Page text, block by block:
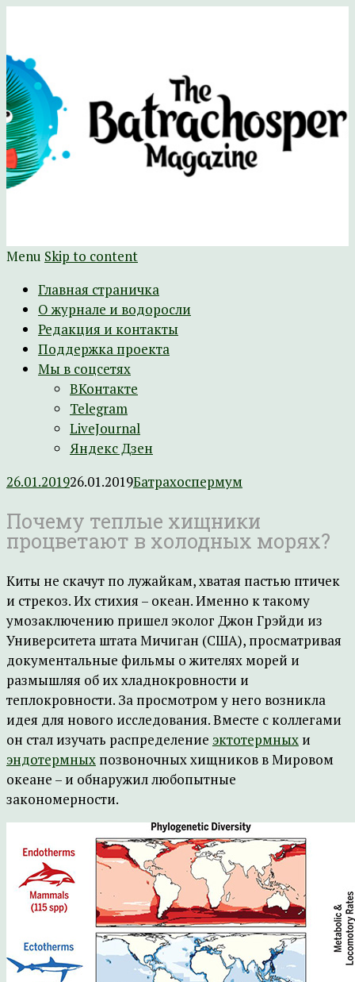
The Batrachospermum Magazine
Батрахоспермум (официальный сайт)
Menu Skip to content
Главная страничка
О журнале и водоросли
Редакция и контакты
Поддержка проекта
Мы в соцсетях
ВКонтакте
Telegram
LiveJournal
Яндекс Дзен
26.01.201926.01.2019Батрахоспермум
Почему теплые хищники
процветают в холодных морях?
Киты не скачут по лужайкам, хватая пастью птичек
и стрекоз. Их стихия – океан. Именно к такому
умозаключению пришел эколог Джон Грэйди из
Университета штата Мичиган (США), просматривая
документальные фильмы о жителях морей и
размышляя об их хладнокровности и
теплокровности. За просмотром у него возникла
идея для нового исследования. Вместе с коллегами
он стал изучать распределение эктотермных и
эндотермных позвоночных хищников в Мировом
океане – и обнаружил любопытные
закономерности.